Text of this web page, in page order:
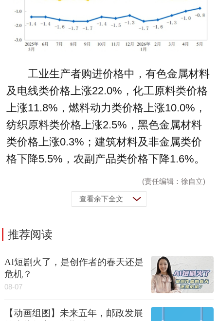
工业生产者购进价格中，有色金属材料
及电线类价格上涨22.0%，化工原料类价格
上涨11.8%，燃料动力类价格上涨10.0%，
纺织原料类价格上涨2.5%，黑色金属材料
类价格上涨0.3%；建筑材料及非金属类价
格下降5.5%，农副产品类价格下降1.6%。
(责任编辑：徐自立)
查看余下全文
推荐阅读
AI短剧火了，是创作者的春天还是
危机？
08-07
【动画组图】未来五年，邮政发展